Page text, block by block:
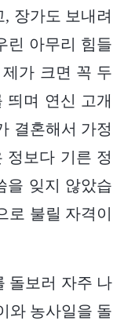
장가도 보내려
린 아무리 힘들
가 크면 꼭 두
띄며 연신 고개
결혼해서 가정
정보다 기른 정
을 잊지 않았습
불릴 자격이
돌보러 자주 나
와 농사일을 돌